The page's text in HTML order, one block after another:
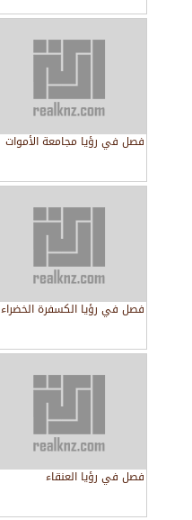
فصل في رؤيا مجامعة الأموات
فصل في رؤيا الكسفرة الخضراء
فصل في رؤيا العنقاء